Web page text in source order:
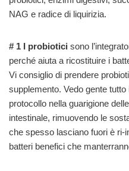
NAG e radice di liquirizia.
# 1 I probiotici sono
perché aiuta a ricostituire i
Vi consiglio di prendere
supplemento. Vedo gente
protocollo nella guarigione
intestinale, rimuovendo le
che spesso lasciano fuori è ri-
batteri benefici che